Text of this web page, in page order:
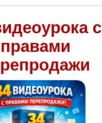
с
правами